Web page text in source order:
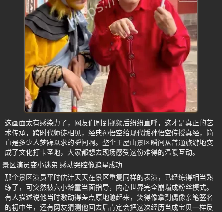
这画面太有感染力了，网友们刷到视频后纷纷直呼，这才是真正的艺
术传承，跨时代师徒相见，经典孙悟空给现代版孙悟空传授真经，简
直是多少人梦寐以求的瞬间啊。整个王屋山景区瞬间从普通旅游地变
成了文化打卡圣地，大家都想去现场感受这份难得的温暖互动。
景区演员变小迷弟 感动哭腔像追星成功
那个景区演员平时估计天天在景区重复同样的表演，已经练得相当熟
练了，可突然被六小龄童当面指导，内心世界完全崩塌成粉丝模式。
有人描述说他当时激动得差点原地蹦起来，笑得像拿到偶像亲笔签名
的初中生，还有网友猜测他回去后肯定会把这次经历当成宝贝一样反